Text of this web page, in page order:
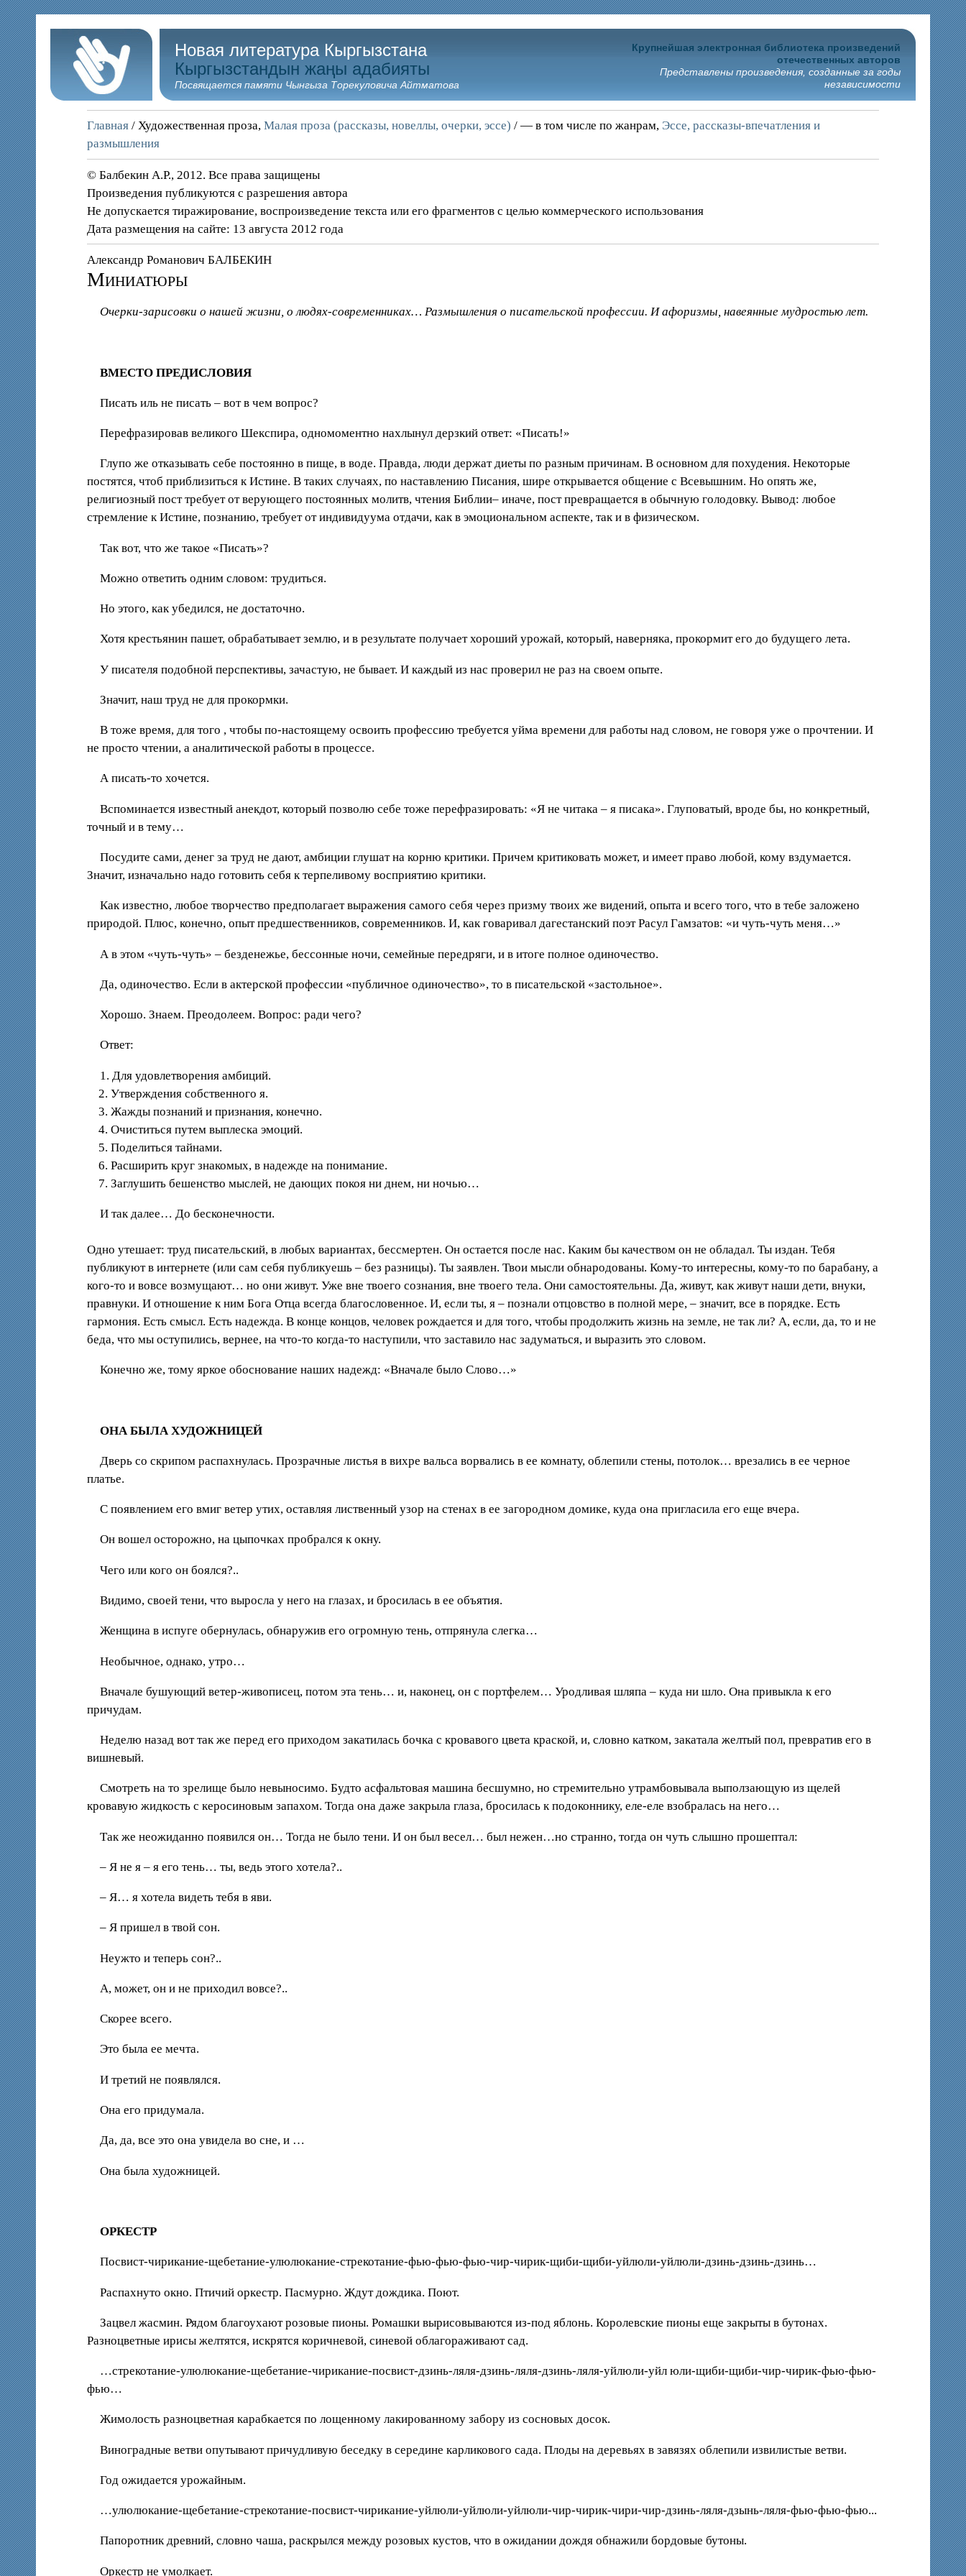
Новая литература Кыргызстана
Кыргызстандын жаңы адабияты
Посвящается памяти Чынгыза Торекуловича Айтматова
Крупнейшая электронная библиотека произведений
отечественных авторов
Представлены произведения, созданные за годы
независимости
Главная / Художественная проза,Малая проза (рассказы, новеллы, очерки, эссе) / — в том числе по жанрам, Эссе, рассказы-впечатления и
размышления
© Балбекин А.Р., 2012. Все права защищены
Произведения публикуются с разрешения автора
Не допускается тиражирование, воспроизведение текста или его фрагментов с целью коммерческого использования
Дата размещения на сайте: 13 августа 2012 года
Александр Романович БАЛБЕКИН
Миниатюры
Очерки-зарисовки о нашей жизни, о людях-современниках… Размышления о писательской профессии. И афоризмы, навеянные мудростью лет.
ВМЕСТО ПРЕДИСЛОВИЯ
Писать иль не писать – вот в чем вопрос?
Перефразировав великого Шекспира, одномоментно нахлынул дерзкий ответ: «Писать!»
Глупо же отказывать себе постоянно в пище, в воде. Правда, люди держат диеты по разным причинам. В основном для похудения. Некоторые
постятся, чтоб приблизиться к Истине. В таких случаях, по наставлению Писания, шире открывается общение с Всевышним. Но опять же,
религиозный пост требует от верующего постоянных молитв, чтения Библии– иначе, пост превращается в обычную голодовку. Вывод: любое
стремление к Истине, познанию, требует от индивидуума отдачи, как в эмоциональном аспекте, так и в физическом.
Так вот, что же такое «Писать»?
Можно ответить одним словом: трудиться.
Но этого, как убедился, не достаточно.
Хотя крестьянин пашет, обрабатывает землю, и в результате получает хороший урожай, который, наверняка, прокормит его до будущего лета.
У писателя подобной перспективы, зачастую, не бывает. И каждый из нас проверил не раз на своем опыте.
Значит, наш труд не для прокормки.
В тоже время, для того , чтобы по-настоящему освоить профессию требуется уйма времени для работы над словом, не говоря уже о прочтении. И
не просто чтении, а аналитической работы в процессе.
А писать-то хочется.
Вспоминается известный анекдот, который позволю себе тоже перефразировать: «Я не читака – я писака». Глуповатый, вроде бы, но конкретный,
точный и в тему…
Посудите сами, денег за труд не дают, амбиции глушат на корню критики. Причем критиковать может, и имеет право любой, кому вздумается.
Значит, изначально надо готовить себя к терпеливому восприятию критики.
Как известно, любое творчество предполагает выражения самого себя через призму твоих же видений, опыта и всего того, что в тебе заложено
природой. Плюс, конечно, опыт предшественников, современников. И, как говаривал дагестанский поэт Расул Гамзатов: «и чуть-чуть меня…»
А в этом «чуть-чуть» – безденежье, бессонные ночи, семейные передряги, и в итоге полное одиночество.
Да, одиночество. Если в актерской профессии «публичное одиночество», то в писательской «застольное».
Хорошо. Знаем. Преодолеем. Вопрос: ради чего?
Ответ:
1. Для удовлетворения амбиций.
2. Утверждения собственного я.
3. Жажды познаний и признания, конечно.
4. Очиститься путем выплеска эмоций.
5. Поделиться тайнами.
6. Расширить круг знакомых, в надежде на понимание.
7. Заглушить бешенство мыслей, не дающих покоя ни днем, ни ночью…
И так далее… До бесконечности.
Одно утешает: труд писательский, в любых вариантах, бессмертен. Он остается после нас. Каким бы качеством он не обладал. Ты издан. Тебя
публикуют в интернете (или сам себя публикуешь – без разницы). Ты заявлен. Твои мысли обнародованы. Кому-то интересны, кому-то по барабану, а
кого-то и вовсе возмущают… но они живут. Уже вне твоего сознания, вне твоего тела. Они самостоятельны. Да, живут, как живут наши дети, внуки,
правнуки. И отношение к ним Бога Отца всегда благословенное. И, если ты, я – познали отцовство в полной мере, – значит, все в порядке. Есть
гармония. Есть смысл. Есть надежда. В конце концов, человек рождается и для того, чтобы продолжить жизнь на земле, не так ли? А, если, да, то и не
беда, что мы оступились, вернее, на что-то когда-то наступили, что заставило нас задуматься, и выразить это словом.
Конечно же, тому яркое обоснование наших надежд: «Вначале было Cлово…»
ОНА БЫЛА ХУДОЖНИЦЕЙ
Дверь со скрипом распахнулась. Прозрачные листья в вихре вальса ворвались в ее комнату, облепили стены, потолок… врезались в ее черное
платье.
С появлением его вмиг ветер утих, оставляя лиственный узор на стенах в ее загородном домике, куда она пригласила его еще вчера.
Он вошел осторожно, на цыпочках пробрался к окну.
Чего или кого он боялся?..
Видимо, своей тени, что выросла у него на глазах, и бросилась в ее объятия.
Женщина в испуге обернулась, обнаружив его огромную тень, отпрянула слегка…
Необычное, однако, утро…
Вначале бушующий ветер-живописец, потом эта тень… и, наконец, он с портфелем… Уродливая шляпа – куда ни шло. Она привыкла к его
причудам.
Неделю назад вот так же перед его приходом закатилась бочка с кровавого цвета краской, и, словно катком, закатала желтый пол, превратив его в
вишневый.
Смотреть на то зрелище было невыносимо. Будто асфальтовая машина бесшумно, но стремительно утрамбовывала выползающую из щелей
кровавую жидкость с керосиновым запахом. Тогда она даже закрыла глаза, бросилась к подоконнику, еле-еле взобралась на него…
Так же неожиданно появился он… Тогда не было тени. И он был весел… был нежен…но странно, тогда он чуть слышно прошептал:
– Я не я – я его тень… ты, ведь этого хотела?..
– Я… я хотела видеть тебя в яви.
– Я пришел в твой сон.
Неужто и теперь сон?..
А, может, он и не приходил вовсе?..
Скорее всего.
Это была ее мечта.
И третий не появлялся.
Она его придумала.
Да, да, все это она увидела во сне, и …
Она была художницей.
ОРКЕСТР
Посвист-чирикание-щебетание-улюлюкание-стрекотание-фью-фью-фью-чир-чирик-щиби-щиби-уйлюли-уйлюли-дзинь-дзинь-дзинь…
Распахнуто окно. Птичий оркестр. Пасмурно. Ждут дождика. Поют.
Зацвел жасмин. Рядом благоухают розовые пионы. Ромашки вырисовываются из-под яблонь. Королевские пионы еще закрыты в бутонах.
Разноцветные ирисы желтятся, искрятся коричневой, синевой облагораживают сад.
…стрекотание-улюлюкание-щебетание-чирикание-посвист-дзинь-ляля-дзинь-ляля-дзинь-ляля-уйлюли-уйл юли-щиби-щиби-чир-чирик-фью-фью-
фью…
Жимолость разноцветная карабкается по лощенному лакированному забору из сосновых досок.
Виноградные ветви опутывают причудливую беседку в середине карликового сада. Плоды на деревьях в завязях облепили извилистые ветви.
Год ожидается урожайным.
…улюлюкание-щебетание-стрекотание-посвист-чирикание-уйлюли-уйлюли-уйлюли-чир-чирик-чири-чир-дзинь-ляля-дзынь-ляля-фью-фью-фью...
Папоротник древний, словно чаша, раскрылся между розовых кустов, что в ожидании дождя обнажили бордовые бутоны.
Оркестр не умолкает.